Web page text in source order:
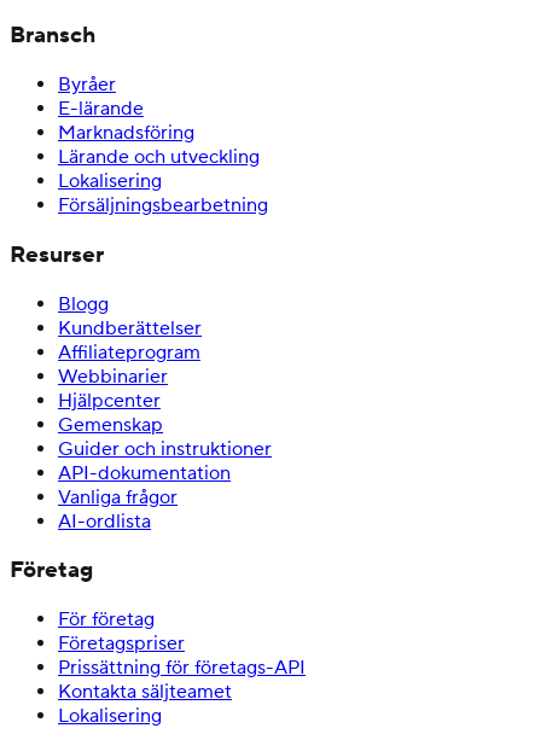
Bransch
Byråer
E-lärande
Marknadsföring
Lärande och utveckling
Lokalisering
Försäljningsbearbetning
Resurser
Blogg
Kundberättelser
Affiliateprogram
Webbinarier
Hjälpcenter
Gemenskap
Guider och instruktioner
API-dokumentation
Vanliga frågor
AI-ordlista
Företag
För företag
Företagspriser
Prissättning för företags-API
Kontakta säljteamet
Lokalisering